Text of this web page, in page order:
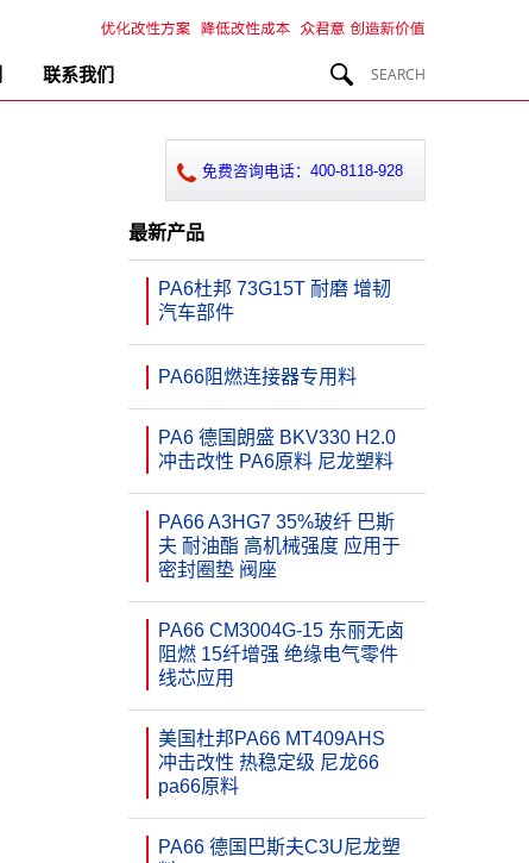
联系我们
免费咨询电话：400-8118-928
最新产品
PA6杜邦 73G15T 耐磨 增韧
汽车部件
PA66阻燃连接器专用料
PA6 德国朗盛 BKV330 H2.0
冲击改性 PA6原料 尼龙塑料
PA66 A3HG7 35%玻纤 巴斯
夫 耐油酯 高机械强度 应用于
密封圈垫 阀座
PA66 CM3004G-15 东丽无卤
阻燃 15纤增强 绝缘电气零件
线芯应用
美国杜邦PA66 MT409AHS
冲击改性 热稳定级 尼龙66
pa66原料
PA66 德国巴斯夫C3U尼龙塑